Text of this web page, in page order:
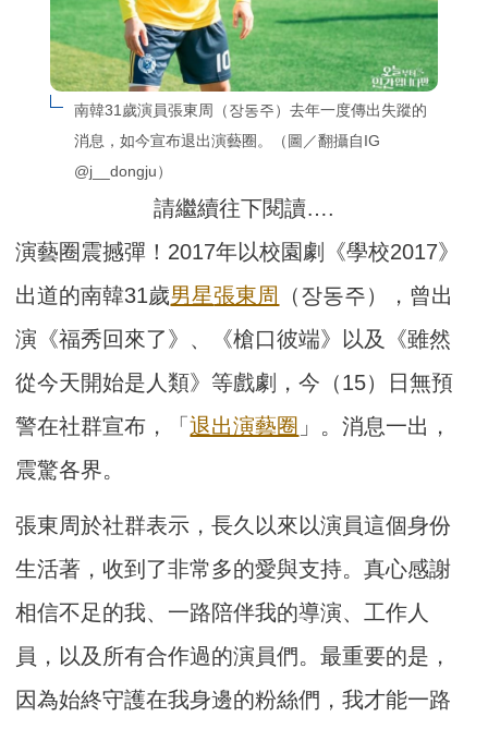
南韓31歲演員張東周（장동주）去年一度傳出失蹤的
消息，如今宣布退出演藝圈。（圖／翻攝自IG
@j__dongju）
請繼續往下閱讀….
演藝圈震撼彈！2017年以校園劇《學校2017》
出道的南韓31歲男星張東周
（장동주），曾出
演《福秀回來了》、《槍口彼端》以及《雖然
從今天開始是人類》等戲劇，今（15）日無預
警在社群宣布，「退出演藝圈 」。消息一出，
震驚各界。
張東周於社群表示，長久以來以演員這個身份
生活著，收到了非常多的愛與支持。真心感謝
相信不足的我、一路陪伴我的導演、工作人
員，以及所有合作過的演員們。最重要的是，
因為始終守護在我身邊的粉絲們，我才能一路